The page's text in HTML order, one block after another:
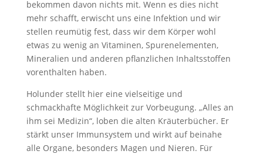
bekommen davon nichts mit. Wenn es dies nicht
mehr schafft, erwischt uns eine Infektion und wir
stellen reumütig fest, dass wir dem Körper wohl
etwas zu wenig an Vitaminen, Spurenelementen,
Mineralien und anderen pflanzlichen Inhaltsstoffen
vorenthalten haben.
Holunder stellt hier eine vielseitige und
schmackhafte Möglichkeit zur Vorbeugung. „Alles an
ihm sei Medizin“, loben die alten Kräuterbücher. Er
stärkt unser Immunsystem und wirkt auf beinahe
alle Organe, besonders Magen und Nieren. Für